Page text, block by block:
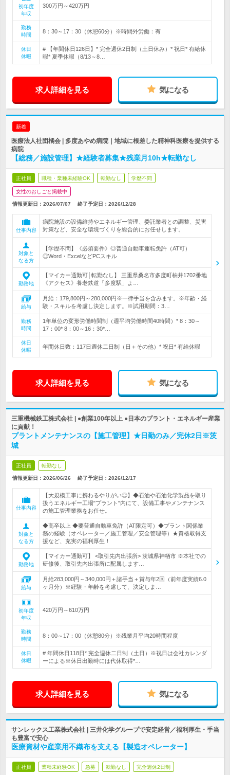
初年度
年収
300万円～420万円
勤務
時間
8：30～17：30（休憩60分）※時間外労働：有
休日
休暇
# 【年間休日126日】* 完全週休2日制（土日休み）* 祝日* 有給休
暇* 夏季休暇（8/13～8…
求人詳細を見る 気になる
新着
医療法人社団橘会 | 多度あやめ病院｜地域に根差した精神科医療を提供する
病院
【総務／施設管理】★経験者募集★残業月10h★転勤なし
正社員 職種・業種未経験OK 転勤なし 学歴不問
女性のおしごと掲載中
情報更新日：2026/07/07 終了予定日： 2026/12/28
仕事内容
病院施設の設備維持やエネルギー管理、委託業者との調整、災害
対策など、安全な環境づくりを総合的にお任せします。
対象と
なる方
【学歴不問】《必須要件》◎普通自動車運転免許（AT可）
◎Word・ExcelなどPCスキル
勤務地
【マイカー通勤可│転勤なし】 三重県桑名市多度町柚井1702番地
《アクセス》養老鉄道「多度駅」よ…
給与
月給：179,800円～280,000円※一律手当を含みます。※年齢・経
験・スキルを考慮し決定します。※試用期間：3…
勤務
時間
1年単位の変形労働時間制（週平均労働時間40時間）* 8：30～
17：00* 8：00～16：30*…
休日
休暇
年間休日数：117日週休二日制（日＋その他）* 祝日* 有給休暇
求人詳細を見る 気になる
三重機械鉄工株式会社 | ●創業100年以上 ●日本のプラント・エネルギー産業
に貢献！
プラントメンテナンスの【施工管理】★日勤のみ／完休2日※茨
城
正社員 転勤なし
情報更新日：2026/06/26 終了予定日： 2026/12/17
仕事内容
【大規模工事に携わるやりがい◎】◆石油や石油化学製品を取り
扱うエネルギー工場"プラント"内にて、設備工事やメンテナンス
の施工管理業務をお任せ。
対象と
なる方
◆高卒以上 ◆要普通自動車免許（AT限定可）◆プラント関係業
務の経験（オペレーター／施工管理／安全管理等）★資格取得支
援など、充実の福利厚生！
勤務地
【マイカー通勤可】 <取引先内出張所> 茨城県神栖市 ※本社での
研修後、取引先内出張所に配属します…
給与
月給283,000円～340,000円＋諸手当＋賞与年2回（前年度実績6.0
ヶ月分）※経験・年齢を考慮して、決定しま…
初年度
年収
420万円～610万円
勤務
時間
8：00～17：00（休憩80分）※残業月平均20時間程度
休日
休暇
# 年間休日118日* 完全週休二日制（土日）※祝日は会社カレンダ
ーによる※休日出勤時には代休取得*…
求人詳細を見る 気になる
サンレックス工業株式会社 | 三井化学グループで安定経営／福利厚生・手当
も豊富で安心
医療資材や産業用不織布を支える【製造オペレーター】
正社員 業種未経験OK 急募 転勤なし 完全週休2日制